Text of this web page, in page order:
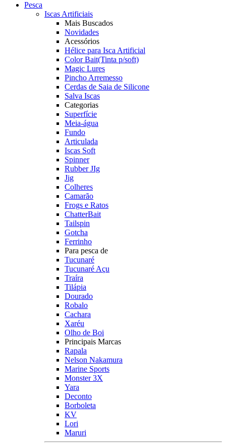
Pesca
Iscas Artificiais
Mais Buscados
Novidades
Acessórios
Hélice para Isca Artificial
Color Bait(Tinta p/soft)
Magic Lures
Pincho Arremesso
Cerdas de Saia de Silicone
Salva Iscas
Categorias
Superfície
Meia-água
Fundo
Articulada
Iscas Soft
Spinner
Rubber JIg
Jig
Colheres
Camarão
Frogs e Ratos
ChatterBait
Tailspin
Gotcha
Ferrinho
Para pesca de
Tucunaré
Tucunaré Açu
Traíra
Tilápia
Dourado
Robalo
Cachara
Xaréu
Olho de Boi
Principais Marcas
Rapala
Nelson Nakamura
Marine Sports
Monster 3X
Yara
Deconto
Borboleta
KV
Lori
Maruri